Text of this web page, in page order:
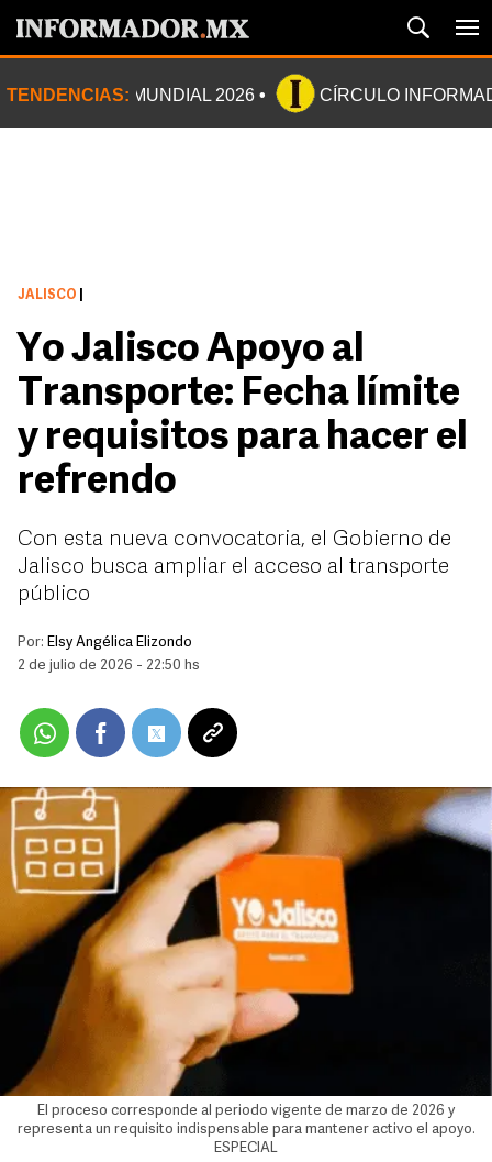
TENDENCIAS: MUNDIAL 2026 CÍRCULO
JALISCO
Yo Jalisco Apoyo al
Transporte: Fecha límite
y requisitos para hacer el
refrendo
Con esta nueva convocatoria, el Gobierno de
Jalisco busca ampliar el acceso al transporte
público
Por: Elsy Angélica Elizondo
2 de julio de 2026 - 22:50 hs
El proceso corresponde al periodo vigente de marzo de 2026 y
representa un requisito indispensable para mantener activo el apoyo.
ESPECIAL